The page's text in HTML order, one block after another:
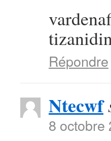
Répondre
Ntecwf
8 octobre